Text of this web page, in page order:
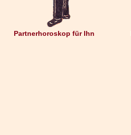
Partnerhoroskop für Ihn